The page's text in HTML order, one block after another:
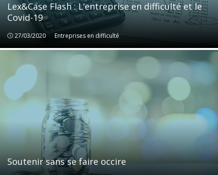
Lex&Case Flash : L’entreprise en difficulté et le
Covid-19
27/03/2020 Entreprises en difficulté
Entreprises en difficulté
Soutenir sans se faire occire